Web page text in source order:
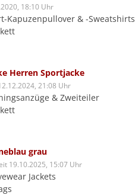
18:10 Uhr
Kapuzenpullover & -Sweatshirts
Herren Sportjacke
21:08 Uhr
& Zweiteiler
grau
19.10.2025, 15:07 Uhr
Jackets